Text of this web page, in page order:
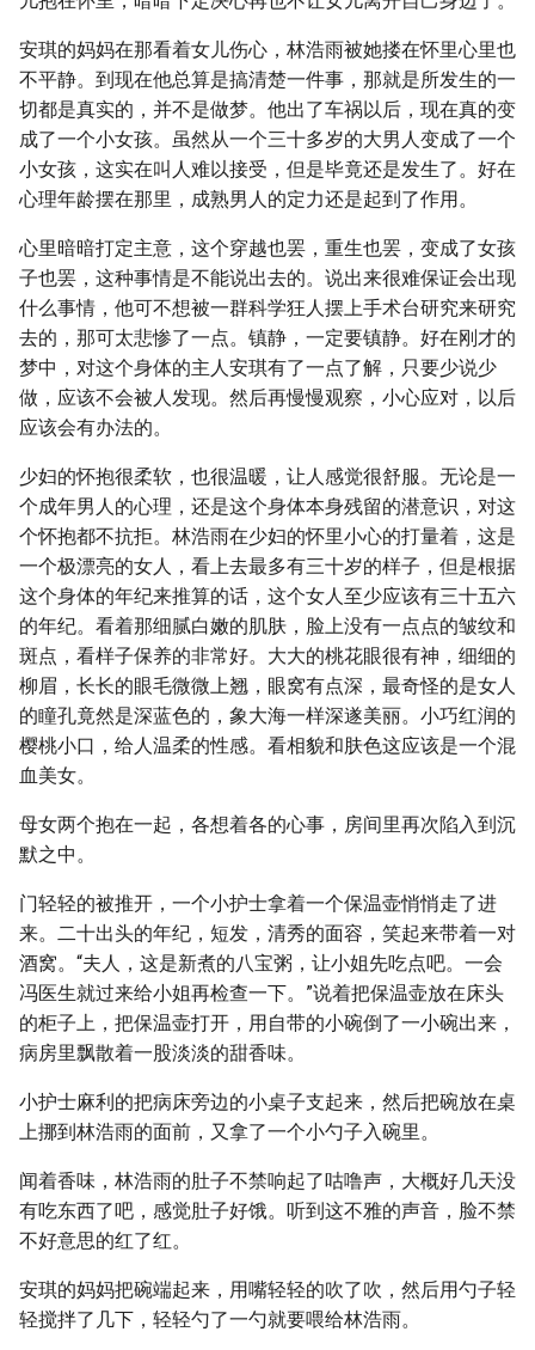
安琪的妈妈在那看着女儿伤心，林浩雨被她搂在怀里心里也
不平静。到现在他总算是搞清楚一件事，那就是所发生的一
切都是真实的，并不是做梦。他出了车祸以后，现在真的变
成了一个小女孩。虽然从一个三十多岁的大男人变成了一个
小女孩，这实在叫人难以接受，但是毕竟还是发生了。好在
心理年龄摆在那里，成熟男人的定力还是起到了作用。
心里暗暗打定主意，这个穿越也罢，重生也罢，变成了女孩
子也罢，这种事情是不能说出去的。说出来很难保证会出现
什么事情，他可不想被一群科学狂人摆上手术台研究来研究
去的，那可太悲惨了一点。镇静，一定要镇静。好在刚才的
梦中，对这个身体的主人安琪有了一点了解，只要少说少
做，应该不会被人发现。然后再慢慢观察，小心应对，以后
应该会有办法的。
少妇的怀抱很柔软，也很温暖，让人感觉很舒服。无论是一
个成年男人的心理，还是这个身体本身残留的潜意识，对这
个怀抱都不抗拒。林浩雨在少妇的怀里小心的打量着，这是
一个极漂亮的女人，看上去最多有三十岁的样子，但是根据
这个身体的年纪来推算的话，这个女人至少应该有三十五六
的年纪。看着那细腻白嫩的肌肤，脸上没有一点点的皱纹和
斑点，看样子保养的非常好。大大的桃花眼很有神，细细的
柳眉，长长的眼毛微微上翘，眼窝有点深，最奇怪的是女人
的瞳孔竟然是深蓝色的，象大海一样深遂美丽。小巧红润的
樱桃小口，给人温柔的性感。看相貌和肤色这应该是一个混
血美女。
母女两个抱在一起，各想着各的心事，房间里再次陷入到沉
默之中。
门轻轻的被推开，一个小护士拿着一个保温壶悄悄走了进
来。二十出头的年纪，短发，清秀的面容，笑起来带着一对
酒窝。“夫人，这是新煮的八宝粥，让小姐先吃点吧。一会
冯医生就过来给小姐再检查一下。”说着把保温壶放在床头
的柜子上，把保温壶打开，用自带的小碗倒了一小碗出来，
病房里飘散着一股淡淡的甜香味。
小护士麻利的把病床旁边的小桌子支起来，然后把碗放在桌
上挪到林浩雨的面前，又拿了一个小勺子入碗里。
闻着香味，林浩雨的肚子不禁响起了咕噜声，大概好几天没
有吃东西了吧，感觉肚子好饿。听到这不雅的声音，脸不禁
不好意思的红了红。
安琪的妈妈把碗端起来，用嘴轻轻的吹了吹，然后用勺子轻
轻搅拌了几下，轻轻勺了一勺就要喂给林浩雨。